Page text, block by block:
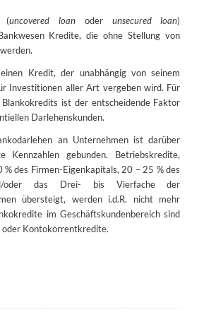
(uncovered loan oder unsecured loan)
Kredite, die ohne Stellung von
Kredit, der unabhängig von seinem
Investitionen aller Art vergeben wird. Für
ist der entscheidende Faktor
Darlehenskunden.
an Unternehmen ist darüber
Kennzahlen gebunden. Betriebskredite,
des Firmen-Eigenkapitals, 20 – 25 % des
oder das Drei- bis Vierfache der
übersteigt, werden i.d.R. nicht mehr
im Geschäftskundenbereich sind
Kontokorrentkredite.